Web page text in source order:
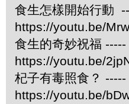
食生怎樣開始行動
https://youtu.be/
食生的奇妙祝福
https://youtu.be/
杞子有毒照食？
https://youtu.be/